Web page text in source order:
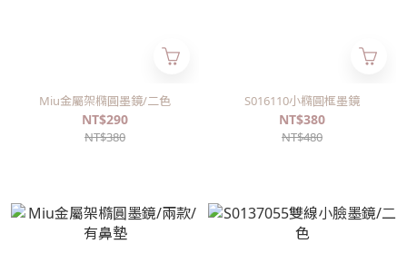
Miu金屬架橢圓墨鏡/二色
NT$290
NT$380
S016110小橢圓框墨鏡
NT$380
NT$480